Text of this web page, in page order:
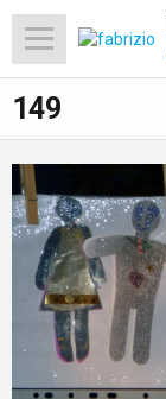
149